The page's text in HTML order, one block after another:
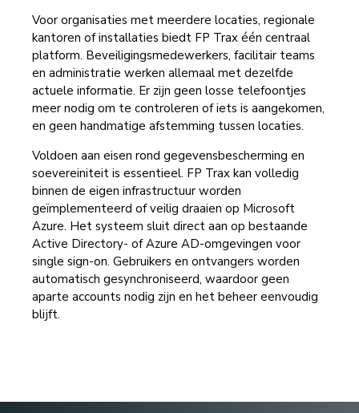
Voor organisaties met meerdere locaties, regionale
kantoren of installaties biedt FP Trax één centraal
platform. Beveiligingsmedewerkers, facilitair teams
en administratie werken allemaal met dezelfde
actuele informatie. Er zijn geen losse telefoontjes
meer nodig om te controleren of iets is aangekomen,
en geen handmatige afstemming tussen locaties.
Voldoen aan eisen rond gegevensbescherming en
soevereiniteit is essentieel. FP Trax kan volledig
binnen de eigen infrastructuur worden
geïmplementeerd of veilig draaien op Microsoft
Azure. Het systeem sluit direct aan op bestaande
Active Directory- of Azure AD-omgevingen voor
single sign-on. Gebruikers en ontvangers worden
automatisch gesynchroniseerd, waardoor geen
aparte accounts nodig zijn en het beheer eenvoudig
blijft.